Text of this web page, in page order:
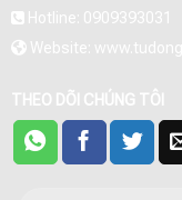
Hotline: 0909393031
Website:
THEO DÕI CHÚNG TÔI